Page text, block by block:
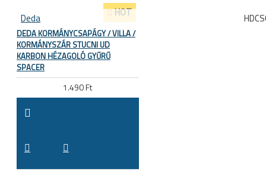
HOT
Deda
DEDA KORMÁNYCSAPÁGY / VILLA /
KORMÁNYSZÁR STUCNI UD
KARBON HÉZAGOLÓ GYŰRŰ
SPACER
1.490 Ft